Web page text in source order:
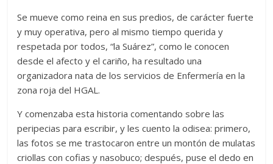
Se mueve como reina en sus predios, de carácter fuerte
y muy operativa, pero al mismo tiempo querida y
respetada por todos, “la Suárez”, como le conocen
desde el afecto y el cariño, ha resultado una
organizadora nata de los servicios de Enfermería en la
zona roja del HGAL.
Y comenzaba esta historia comentando sobre las
peripecias para escribir, y les cuento la odisea: primero,
las fotos se me trastocaron entre un montón de mulatas
criollas con cofias y nasobuco; después, puse el dedo en